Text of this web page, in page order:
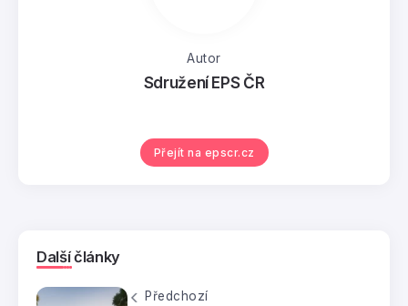
Autor
Sdružení EPS ČR
Přejít na epscr.cz
Další články
Předchozí